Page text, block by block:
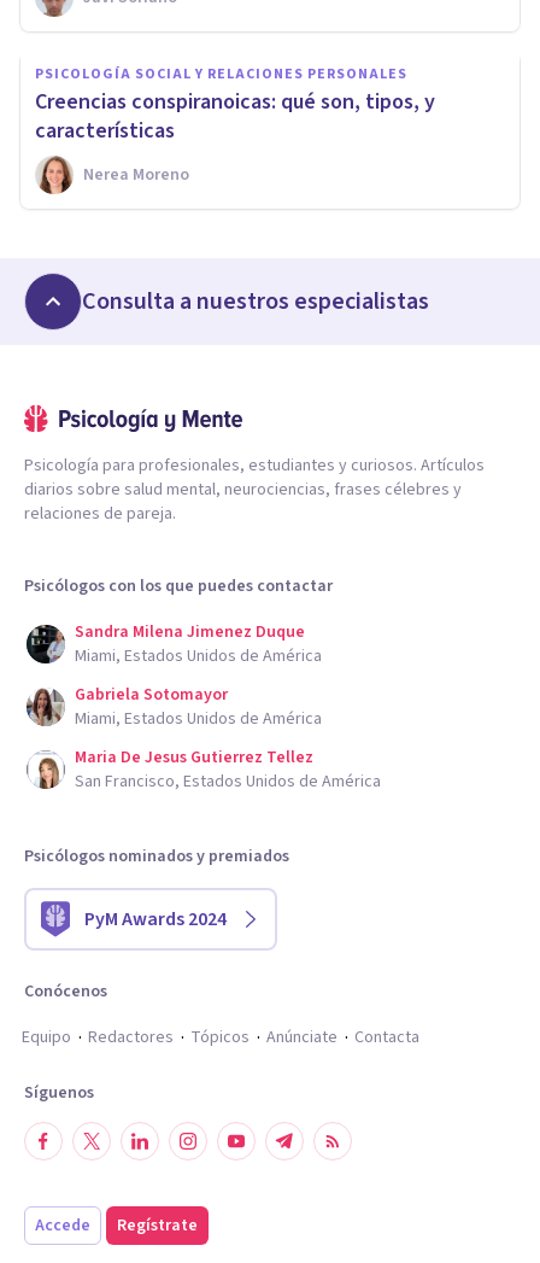
PSICOLOGÍA SOCIAL Y RELACIONES PERSONALES
Creencias conspiranoicas: qué son, tipos, y
características
Nerea Moreno
Consulta a nuestros especialistas
Psicología para profesionales, estudiantes y curiosos. Artículos
diarios sobre salud mental, neurociencias, frases célebres y
relaciones de pareja.
Psicólogos con los que puedes contactar
Sandra Milena Jimenez Duque
Miami, Estados Unidos de América
Gabriela Sotomayor
Miami, Estados Unidos de América
Maria De Jesus Gutierrez Tellez
San Francisco, Estados Unidos de América
Psicólogos nominados y premiados
PyM Awards 2024
Conócenos
Equipo
Redactores Tópicos Anúnciate Contacta
Síguenos
Accede Regístrate